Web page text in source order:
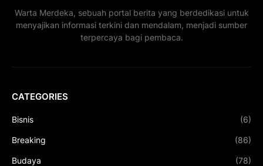
Warta Merdeka, sebuah portal berita yang berdedikasi untuk
menyajikan informasi terkini dan mendalam, menjadi sumber
terpercaya bagi pembaca.
CATEGORIES
Bisnis (6)
Breaking (86)
Budaya (78)